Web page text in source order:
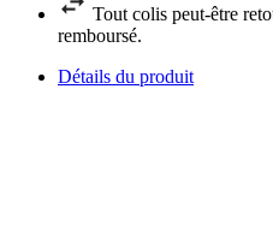
Tout colis peut-être
remboursé.
Détails du produit